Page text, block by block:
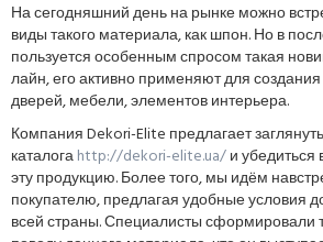
На сегодняшний день на рынке можно
виды такого материала, как шпон. Но в
пользуется особенным спросом такая
лайн, его активно применяют для
дверей, мебели, элементов интерьера.
Компания Dekori-Elite предлагает
каталогаhttp://dekori-elite.ua/и убедиться
эту продукцию. Более того, мы идём
покупателю, предлагая удобные условия
всей страны. Специалисты сформировали